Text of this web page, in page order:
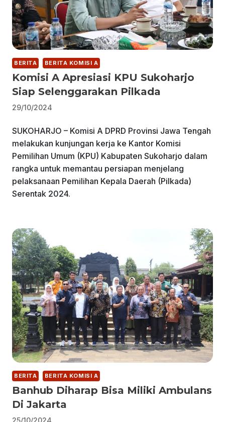
BERITA BERITA KOMISI A
Komisi A Apresiasi KPU Sukoharjo
Siap Selenggarakan Pilkada
29/10/2024
SUKOHARJO – Komisi A DPRD Provinsi Jawa Tengah
melakukan kunjungan kerja ke Kantor Komisi
Pemilihan Umum (KPU) Kabupaten Sukoharjo dalam
rangka untuk memantau persiapan menjelang
pelaksanaan Pemilihan Kepala Daerah (Pilkada)
Serentak 2024.
BERITA BERITA KOMISI A
Banhub Diharap Bisa Miliki Ambulans
Di Jakarta
25/10/2024